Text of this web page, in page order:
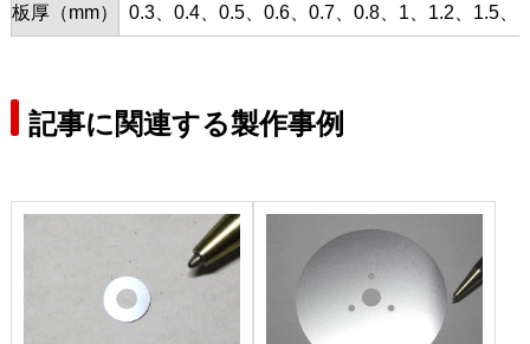
板厚（mm） 0.3、0.4、0.5、0.6、0.7、0.8、1、1.2、1.5、
記事に関連する製作事例